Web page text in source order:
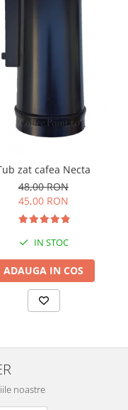
zat cafea Necta
48,00 RON
45,00 RON
IN STOC
ADAUGA IN COS
noastre